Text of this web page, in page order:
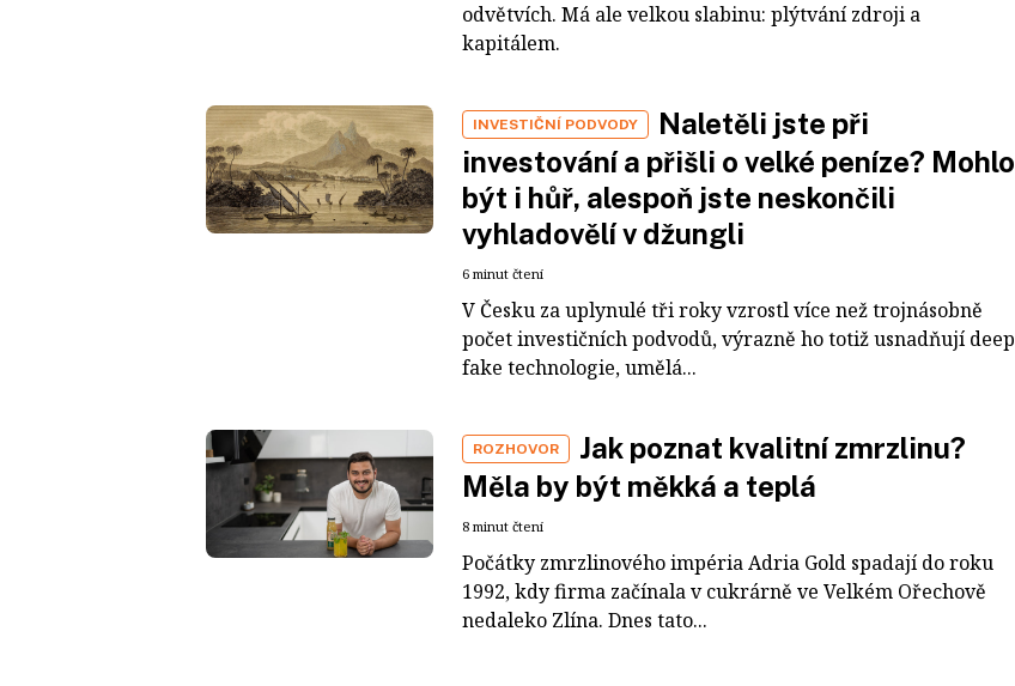
odvětvích. Má ale velkou slabinu: plýtvání zdroji a
kapitálem.
INVESTIČNÍ PODVODY
Naletěli jste při
investování a přišli o velké peníze? Mohlo
být i hůř, alespoň jste neskončili
vyhladovělí v džungli
6 minut čtení
V Česku za uplynulé tři roky vzrostl více než trojnásobně
počet investičních podvodů, výrazně ho totiž usnadňují deep
fake technologie, umělá...
ROZHOVOR
Jak poznat kvalitní zmrzlinu?
Měla by být měkká a teplá
8 minut čtení
Počátky zmrzlinového impéria Adria Gold spadají do roku
1992, kdy firma začínala v cukrárně ve Velkém Ořechově
nedaleko Zlína. Dnes tato...